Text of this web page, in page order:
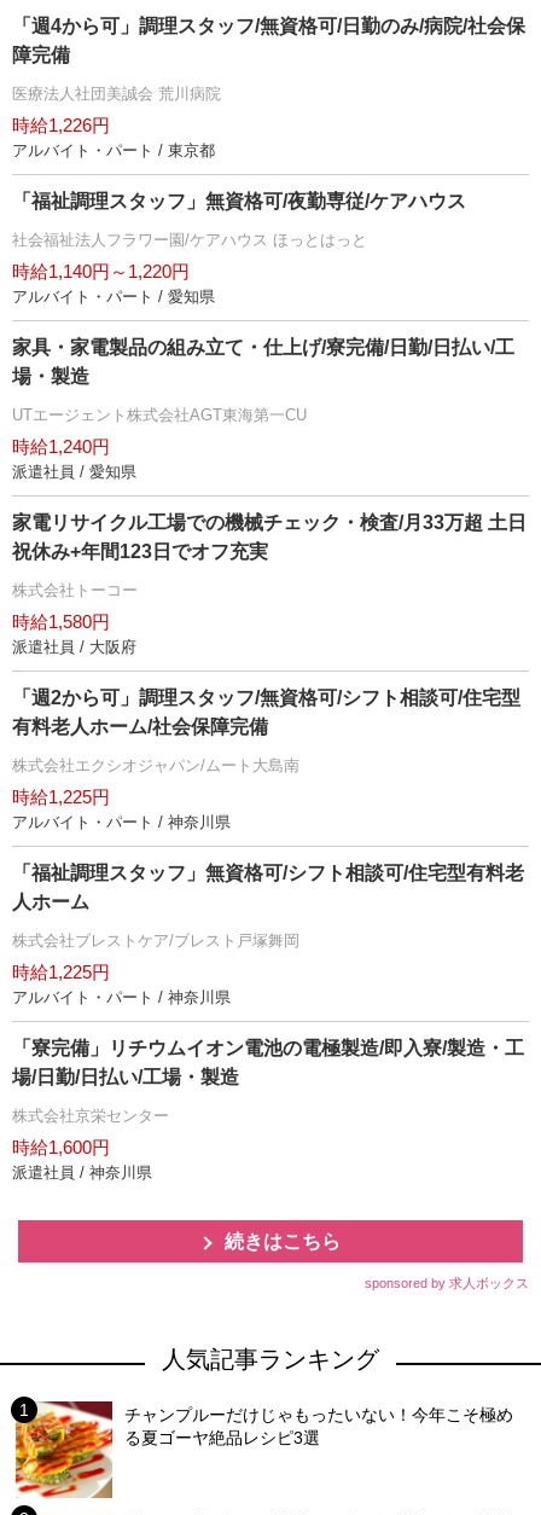
「週4から可」調理スタッフ/無資格可/日勤のみ/病院/社会保
障完備
医療法人社団美誠会 荒川病院
時給1,226円
アルバイト・パート / 東京都
「福祉調理スタッフ」無資格可/夜勤専従/ケアハウス
社会福祉法人フラワー園/ケアハウス ほっとはっと
時給1,140円～1,220円
アルバイト・パート / 愛知県
家具・家電製品の組み立て・仕上げ/寮完備/日勤/日払い/工
場・製造
UTエージェント株式会社AGT東海第一CU
時給1,240円
派遣社員 / 愛知県
家電リサイクル工場での機械チェック・検査/月33万超 土日
祝休み+年間123日でオフ充実
株式会社トーコー
時給1,580円
派遣社員 / 大阪府
「週2から可」調理スタッフ/無資格可/シフト相談可/住宅型
有料老人ホーム/社会保障完備
株式会社エクシオジャパン/ムート大島南
時給1,225円
アルバイト・パート / 神奈川県
「福祉調理スタッフ」無資格可/シフト相談可/住宅型有料老
人ホーム
株式会社ブレストケア/ブレスト戸塚舞岡
時給1,225円
アルバイト・パート / 神奈川県
「寮完備」リチウムイオン電池の電極製造/即入寮/製造・工
場/日勤/日払い/工場・製造
株式会社京栄センター
時給1,600円
派遣社員 / 神奈川県
続きはこちら
sponsored by 求人ボックス
人気記事ランキング
チャンプルーだけじゃもったいない！今年こそ極め
る夏ゴーヤ絶品レシピ3選